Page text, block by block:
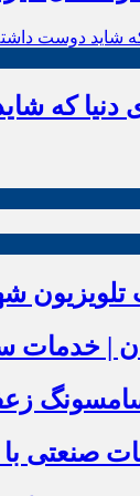
که
تلویزیون
| خدمات
صنعتی با